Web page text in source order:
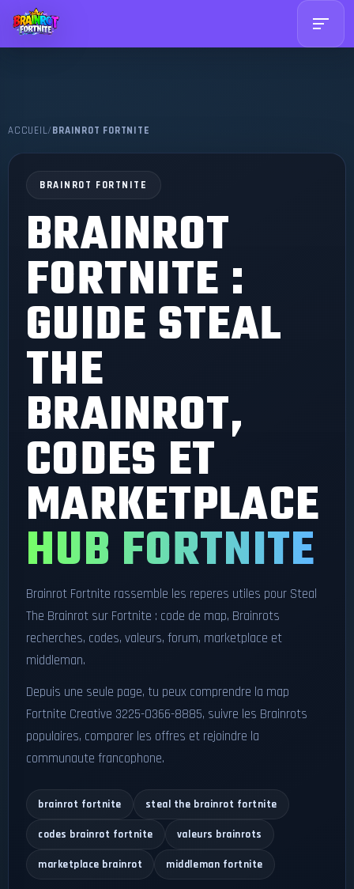
ACCUEIL/BRAINROT FORTNITE
BRAINROT FORTNITE
BRAINROT
FORTNITE :
GUIDE STEAL
THE
BRAINROT,
CODES ET
MARKETPLACE
HUB FORTNITE
Brainrot Fortnite rassemble les reperes utiles pour Steal
The Brainrot sur Fortnite : code de map, Brainrots
recherches, codes, valeurs, forum, marketplace et
middleman.
Depuis une seule page, tu peux comprendre la map
Fortnite Creative 3225-0366-8885, suivre les Brainrots
populaires, comparer les offres et rejoindre la
communaute francophone.
brainrot fortnite steal the brainrot fortnite
codes brainrot fortnite valeurs brainrots
marketplace brainrot middleman fortnite